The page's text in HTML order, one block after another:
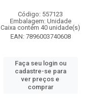
Código: 557123
Embalagem: Unidade
Caixa contém 40 unidade(s)
EAN: 7896003740608
Faça seu login ou
cadastre-se para
ver preços e
comprar